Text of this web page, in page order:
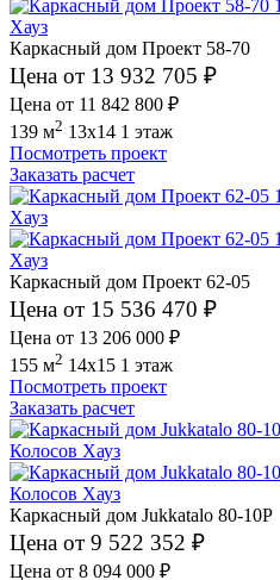
Каркасный дом Проект 58-70
Цена от 13 932 705 ₽
Цена от 11 842 800 ₽
139 м2 13x14 1 этаж
Посмотреть проект
Заказать расчет
Каркасный дом Проект 62-05
Цена от 15 536 470 ₽
Цена от 13 206 000 ₽
155 м2 14x15 1 этаж
Посмотреть проект
Заказать расчет
Каркасный дом Jukkatalo 80-10P
Цена от 9 522 352 ₽
Цена от 8 094 000 ₽